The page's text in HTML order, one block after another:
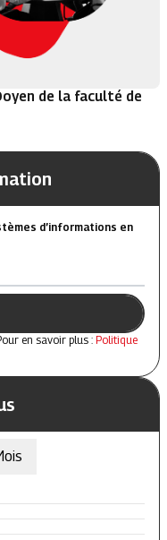
de la faculté de
d’informations en
en savoir plus : Politique